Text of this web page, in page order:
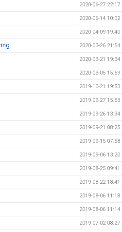
2020-06-27 22:17
2020-06-14 10:02
2020-04-09 19:40
2020-03-26 21:54
2020-03-21 19:34
2020-03-05 15:59
2019-10-21 19:53
2019-09-27 15:53
2019-09-26 13:34
2019-09-21 08:25
2019-09-15 07:58
2019-09-06 13:20
2019-08-25 09:41
2019-08-22 18:41
2019-08-06 11:18
2019-08-06 11:14
2019-07-02 08:27